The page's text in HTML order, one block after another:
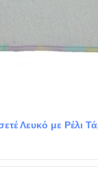
Λευκό με Ρέλι